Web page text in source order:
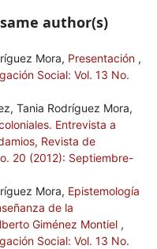
author(s)
Mora, Presentación ,
Social: Vol. 13 No.
Tania Rodríguez Mora,
Entrevista a
Revista de
20 (2012): Septiembre-
Mora, Epistemología
de la
Giménez Montiel ,
Social: Vol. 13 No.